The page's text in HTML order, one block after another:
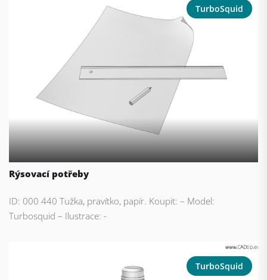
TurboSquid
Rýsovací potřeby
ID: 000 440 Tužka, pravítko, papír. Koupit: – Model:
Turbosquid – Ilustrace: -
TurboSquid